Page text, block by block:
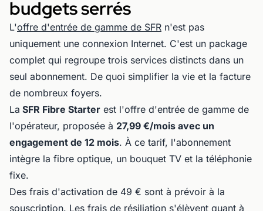
budgets serrés
L'offre d'entrée de gamme de SFR n'est pas
uniquement une connexion Internet. C'est un package
complet qui regroupe trois services distincts dans un
seul abonnement. De quoi simplifier la vie et la facture
de nombreux foyers.
La SFR Fibre Starter est l'offre d'entrée de gamme de
l'opérateur, proposée à 27,99 €/mois avec un
engagement de 12 mois. À ce tarif, l'abonnement
intègre la fibre optique, un bouquet TV et la téléphonie
fixe.
Des frais d'activation de 49 € sont à prévoir à la
souscription. Les frais de résiliation s'élèvent quant à